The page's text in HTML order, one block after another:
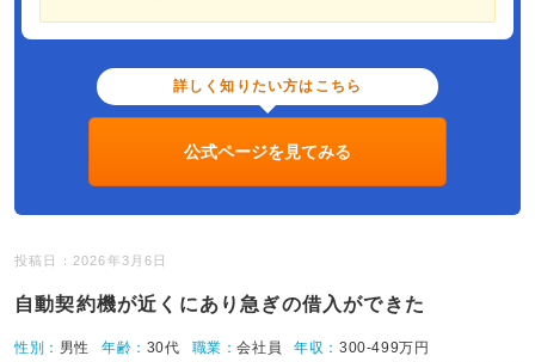
詳しく知りたい方はこちら
公式ページを見てみる
投稿日：2026年3月6日
自動契約機が近くにあり急ぎの借入ができた
性別： 男性 年齢： 30代 職業：会社員 年収：300-499万円